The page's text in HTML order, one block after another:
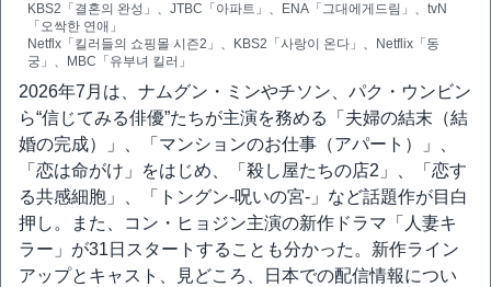
KBS2「결혼의 완성」、JTBC「아파트」、ENA「그대에게드림」、tvN
「오싹한 연애」
Netflx「킬러들의 쇼핑몰 시즌2」、KBS2「사랑이 온다」、Netflix「동
궁」、MBC「유부녀 킬러」
2026年7月は、ナムグン・ミンやチソン、パク・ウンビン
ら“信じてみる俳優”たちが主演を務める「夫婦の結末（結
婚の完成）」、「マンションのお仕事（アパート）」、
「恋は命がけ」をはじめ、「殺し屋たちの店2」、「恋す
る共感細胞」、「トングン-呪いの宮-」など話題作が目白
押し。また、コン・ヒョジン主演の新作ドラマ「人妻キ
ラー」が31日スタートすることも分かった。新作ライン
アップとキャスト、見どころ、日本での配信情報につい